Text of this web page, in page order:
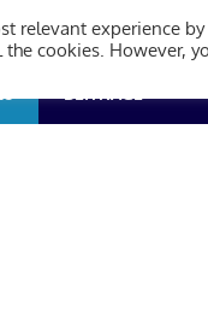
relevant experience
cookies. However,